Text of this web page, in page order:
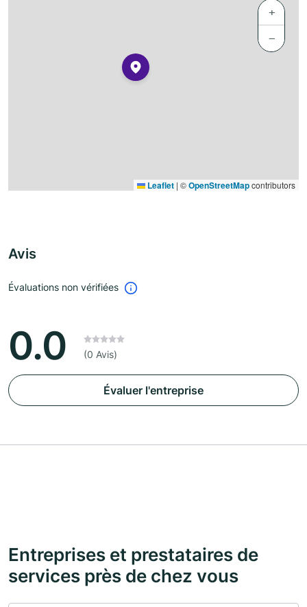
+
−
Leaflet | ©OpenStreetMapcontributors
Avis
Évaluations non vérifiées
0.0 (0 Avis)
Évaluer l'entreprise
Entreprises et prestataires de
services près de chez vous